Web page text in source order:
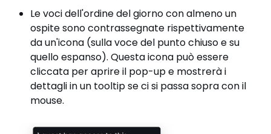
Le voci dell'ordine del giorno con almeno un
ospite sono contrassegnate rispettivamente
da un'icona (sulla voce del punto chiuso e su
quello espanso). Questa icona può essere
cliccata per aprire il pop-up e mostrerà i
dettagli in un tooltip se ci si passa sopra con il
mouse.